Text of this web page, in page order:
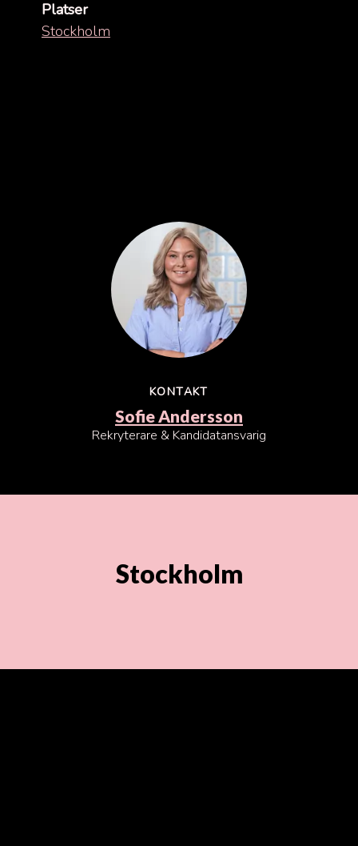
Platser
Stockholm
KONTAKT
Sofie Andersson
Rekryterare & Kandidatansvarig
Stockholm